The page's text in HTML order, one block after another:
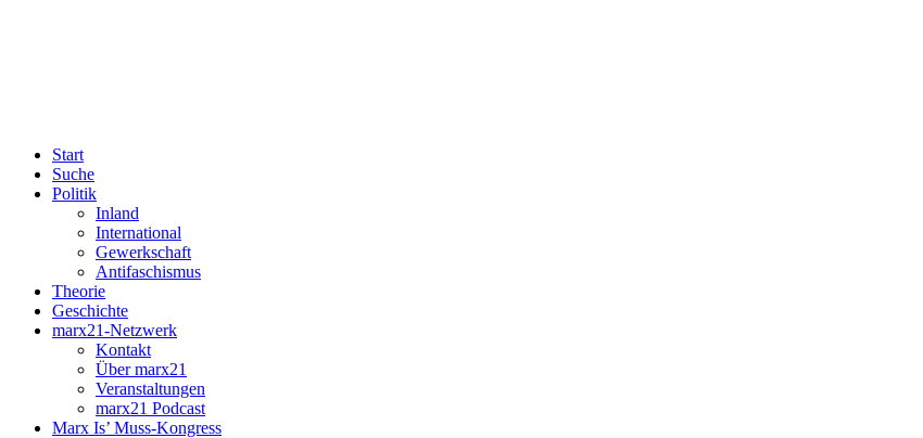
Start
Suche
Politik
Inland
International
Gewerkschaft
Antifaschismus
Theorie
Geschichte
marx21-Netzwerk
Kontakt
Über marx21
Veranstaltungen
marx21 Podcast
Marx Is’ Muss-Kongress